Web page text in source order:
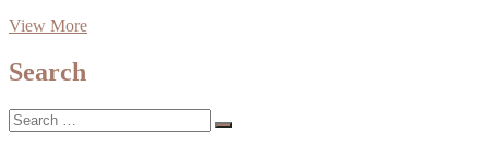
View Moreআওয়ামী
Search
Search
…